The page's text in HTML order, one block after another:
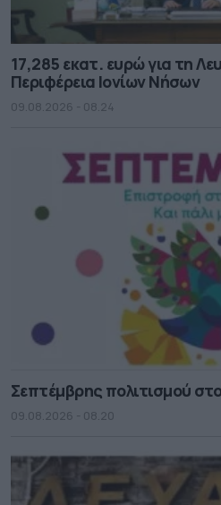
17,285 εκατ. ευρώ για τη
Περιφέρεια Ιονίων Νήσων
09.08.2026 - 08.24
Σεπτέμβρης πολιτισμού
09.08.2026 - 08.20